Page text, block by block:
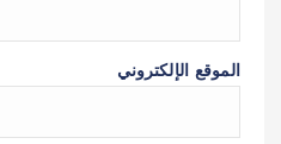
الموقع الإلكتروني